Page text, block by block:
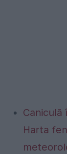
Caniculă
Harta